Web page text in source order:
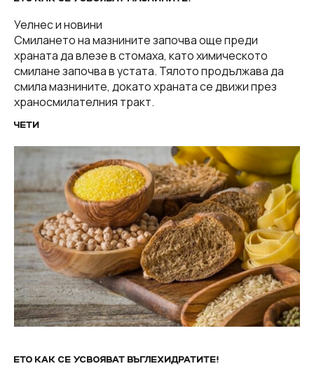
Уелнес и новини
Смилането на мазнините започва още преди
храната да влезе в стомаха, като химическото
смилане започва в устата. Тялото продължава да
смила мазнините, докато храната се движи през
храносмилателния тракт.
ЧЕТИ
ЕТО КАК СЕ УСВОЯВАТ ВЪГЛЕХИДРАТИТЕ!